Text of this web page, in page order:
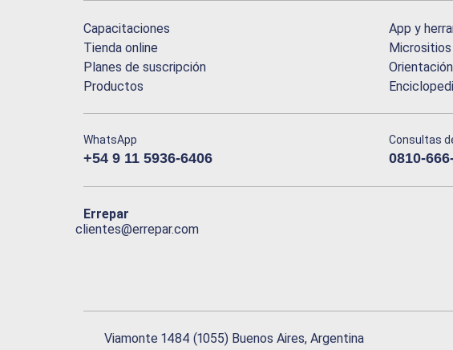
Capacitaciones
Tienda online
Planes de suscripción
Productos
App y
Micrositios
WhatsApp
+54 9 11 5936-6406
Consultas
0810-
Errepar
clientes@errepar.com
Viamonte 1484 (1055) Buenos Aires, Argentina